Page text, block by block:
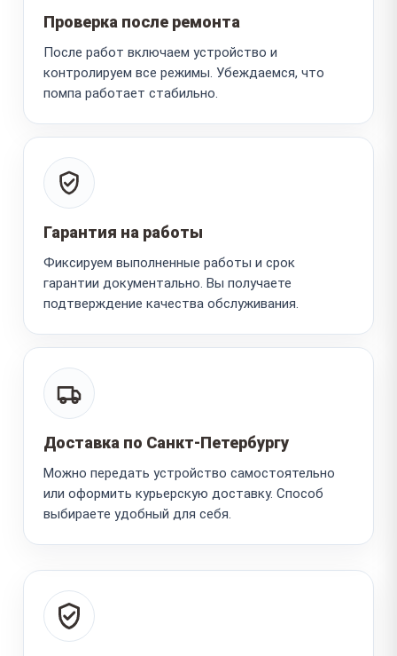
Проверка после ремонта
После работ включаем устройство и
контролируем все режимы. Убеждаемся, что
помпа работает стабильно.
Гарантия на работы
Фиксируем выполненные работы и срок
гарантии документально. Вы получаете
подтверждение качества обслуживания.
Доставка по Санкт-Петербургу
Можно передать устройство самостоятельно
или оформить курьерскую доставку. Способ
выбираете удобный для себя.